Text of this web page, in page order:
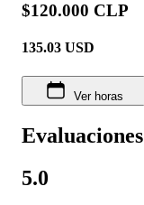
$120.000 CLP
135.03 USD
Ver horas
Evaluaciones
5.0